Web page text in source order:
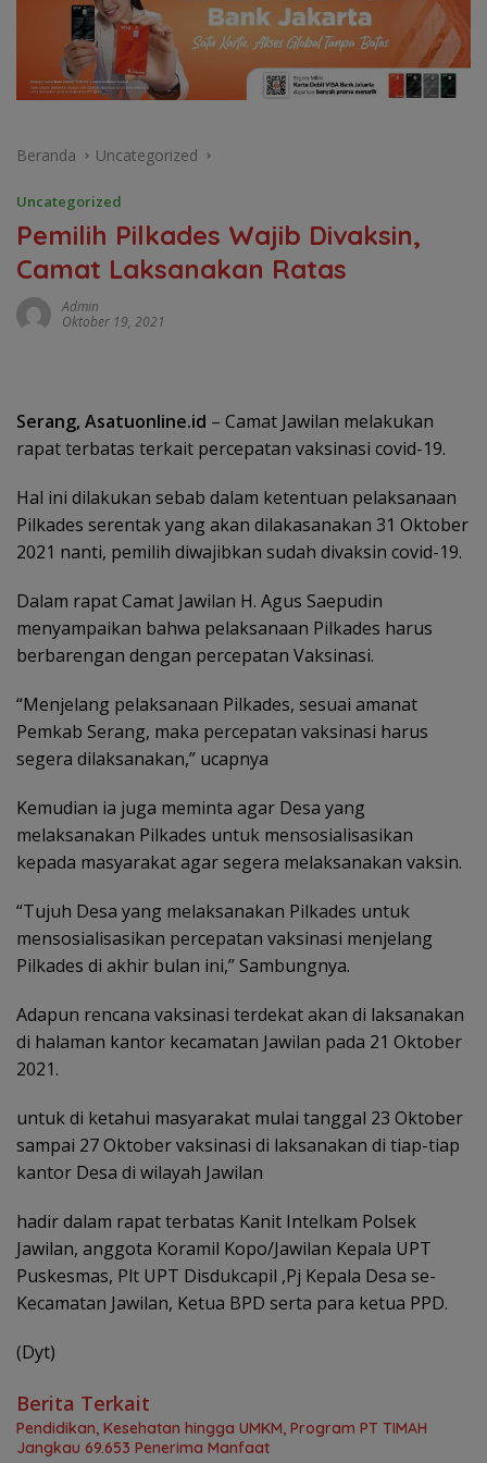
Beranda Uncategorized
Uncategorized
Pemilih Pilkades Wajib Divaksin,
Camat Laksanakan Ratas
Admin
Oktober 19, 2021
Serang, Asatuonline.id – Camat Jawilan melakukan
rapat terbatas terkait percepatan vaksinasi covid-19.
Hal ini dilakukan sebab dalam ketentuan pelaksanaan
Pilkades serentak yang akan dilakasanakan 31 Oktober
2021 nanti, pemilih diwajibkan sudah divaksin covid-19.
Dalam rapat Camat Jawilan H. Agus Saepudin
menyampaikan bahwa pelaksanaan Pilkades harus
berbarengan dengan percepatan Vaksinasi.
“Menjelang pelaksanaan Pilkades, sesuai amanat
Pemkab Serang, maka percepatan vaksinasi harus
segera dilaksanakan,” ucapnya
Kemudian ia juga meminta agar Desa yang
melaksanakan Pilkades untuk mensosialisasikan
kepada masyarakat agar segera melaksanakan vaksin.
“Tujuh Desa yang melaksanakan Pilkades untuk
mensosialisasikan percepatan vaksinasi menjelang
Pilkades di akhir bulan ini,” Sambungnya.
Adapun rencana vaksinasi terdekat akan di laksanakan
di halaman kantor kecamatan Jawilan pada 21 Oktober
2021.
untuk di ketahui masyarakat mulai tanggal 23 Oktober
sampai 27 Oktober vaksinasi di laksanakan di tiap-tiap
kantor Desa di wilayah Jawilan
hadir dalam rapat terbatas Kanit Intelkam Polsek
Jawilan, anggota Koramil Kopo/Jawilan Kepala UPT
Puskesmas, Plt UPT Disdukcapil ,Pj Kepala Desa se-
Kecamatan Jawilan, Ketua BPD serta para ketua PPD.
(Dyt)
Berita Terkait
Pendidikan, Kesehatan hingga UMKM, Program PT TIMAH
Jangkau 69.653 Penerima Manfaat